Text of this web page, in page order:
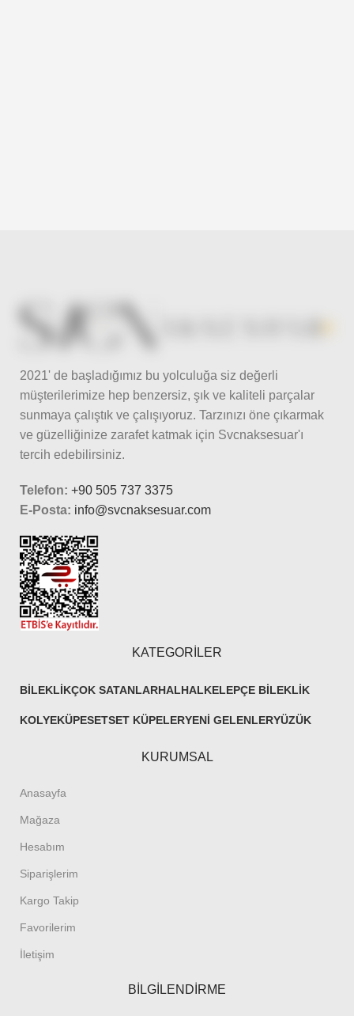
2021' de başladığımız bu yolculuğa siz değerli
müşterilerimize hep benzersiz, şık ve kaliteli parçalar
sunmaya çalıştık ve çalışıyoruz. Tarzınızı öne çıkarmak
ve güzelliğinize zarafet katmak için Svcnaksesuar'ı
tercih edebilirsiniz.
Telefon: +90 505 737 3375
E-Posta: info@svcnaksesuar.com
KATEGORİLER
BILEKLIKÇOK SATANLARHALHALKELEPÇE BILEKLIK
KOLYEKÜPESETSET KÜPELERYENI GELENLERYÜZÜK
KURUMSAL
Anasayfa
Mağaza
Hesabım
Siparişlerim
Kargo Takip
Favorilerim
İletişim
BİLGİLENDİRME